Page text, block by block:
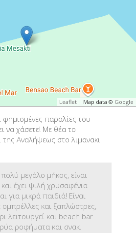
Leaflet | Map data © Google
φημισμένες παραλίες του
να χάσετε! Με θέα το
Αναλήψεως στο λιμανακι
μεγάλο μήκος, είναι
έχει ψιλή χρυσαφένια
για μικρά παιδιά! Είναι
και ξαπλώστρες,
λειτουργεί και beach bar
ροφήματα και σνακ.